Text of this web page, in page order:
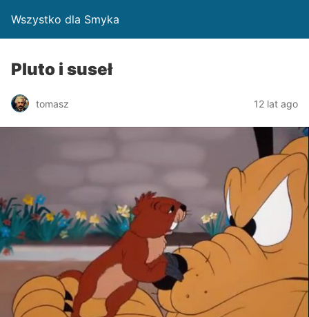
Wszystko dla Smyka
Pluto i suseł
tomasz 12 lat ago